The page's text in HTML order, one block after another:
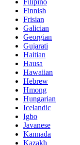
Filipino
Finnish
Frisian
Galician
Georgian
Gujarati
Haitian
Hausa
Hawaiian
Hebrew
Hmong
Hungarian
Icelandic
Igbo
Javanese
Kannada
Kazakh